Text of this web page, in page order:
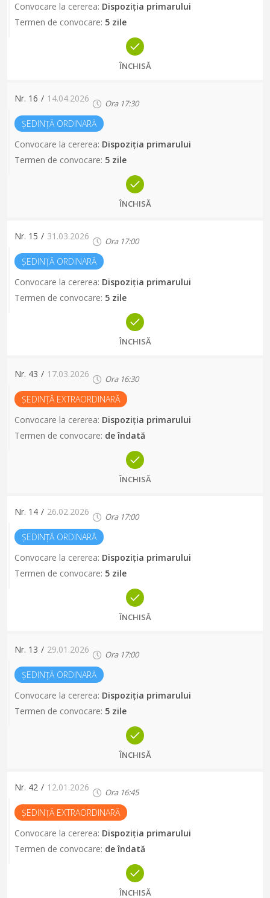
Convocare la cererea: Dispoziția primarului
Termen de convocare: 5 zile
ÎNCHISĂ
Nr. 16 / 14.04.2026 Ora 17:30
ȘEDINȚĂ ORDINARĂ
Convocare la cererea: Dispoziția primarului
Termen de convocare: 5 zile
ÎNCHISĂ
Nr. 15 / 31.03.2026 Ora 17:00
ȘEDINȚĂ ORDINARĂ
Convocare la cererea: Dispoziția primarului
Termen de convocare: 5 zile
ÎNCHISĂ
Nr. 43 / 17.03.2026 Ora 16:30
ȘEDINȚĂ EXTRAORDINARĂ
Convocare la cererea: Dispoziția primarului
Termen de convocare: de îndată
ÎNCHISĂ
Nr. 14 / 26.02.2026 Ora 17:00
ȘEDINȚĂ ORDINARĂ
Convocare la cererea: Dispoziția primarului
Termen de convocare: 5 zile
ÎNCHISĂ
Nr. 13 / 29.01.2026 Ora 17:00
ȘEDINȚĂ ORDINARĂ
Convocare la cererea: Dispoziția primarului
Termen de convocare: 5 zile
ÎNCHISĂ
Nr. 42 / 12.01.2026 Ora 16:45
ȘEDINȚĂ EXTRAORDINARĂ
Convocare la cererea: Dispoziția primarului
Termen de convocare: de îndată
ÎNCHISĂ